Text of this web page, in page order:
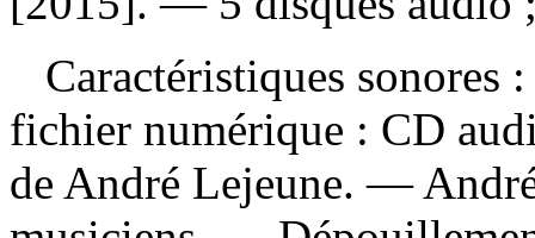
Caractéristiques sonores
fichier numérique : CD
de André Lejeune. —